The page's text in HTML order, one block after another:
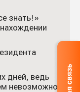
знать!»
дней, ведь
невозможно